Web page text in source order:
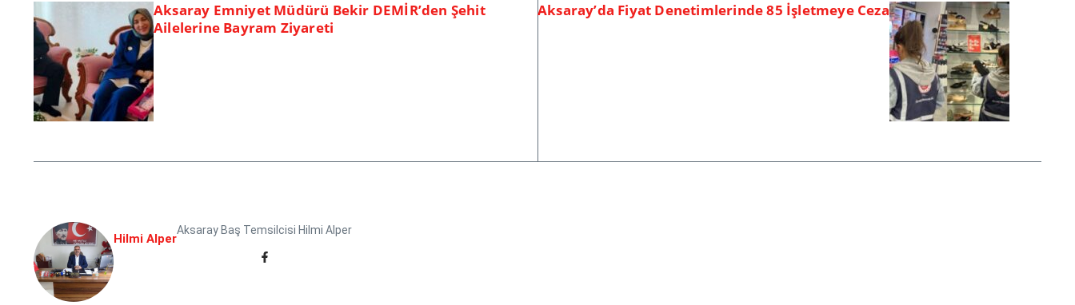
Aksaray Emniyet Müdürü Bekir DEMİR’den Şehit
Ailelerine Bayram Ziyareti
Aksaray’da Fiyat Denetimlerinde 85 İşletmeye Ceza
Hilmi Alper
Aksaray Baş Temsilcisi Hilmi Alper